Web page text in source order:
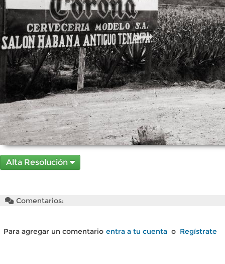
Alta Resolución
Comentarios:
Para agregar un comentario entra a tu cuenta o Regístrate